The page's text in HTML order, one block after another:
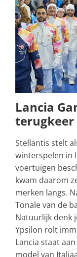
Lancia
terugkeer
Stellantis stelt
winterspelen in
voertuigen
kwam daarom
merken langs.
Tonale van de
Natuurlijk denk
Ypsilon rolt
Lancia staat
model van